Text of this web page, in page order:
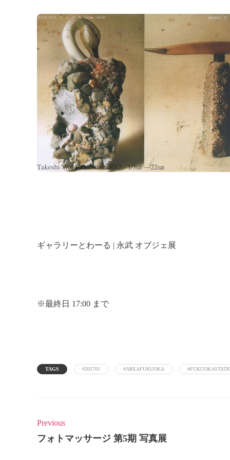
ギャラリーとわーる | 永武 オブジェ展
※最終日 17:00 まで
TAGS #201701 #AREAFUKUOKA
Previous
フォトマッサージ 第5期 写真展